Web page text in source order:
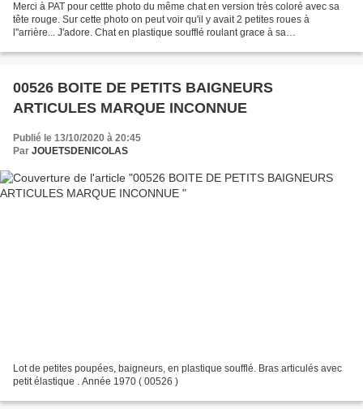
Merci à PAT pour cettte photo du même chat en version très coloré avec sa
tête rouge. Sur cette photo on peut voir qu'il y avait 2 petites roues à
l''arrière... J'adore. Chat en plastique soufflé roulant grace à sa
00526 BOITE DE PETITS BAIGNEURS
ARTICULES MARQUE INCONNUE
Publié le 13/10/2020 à 20:45
Par JOUETSDENICOLAS
Lot de petites poupées, baigneurs, en plastique soufflé. Bras articulés avec
petit élastique . Année 1970 ( 00526 )